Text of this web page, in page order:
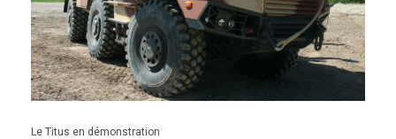
Le Titus en démonstration